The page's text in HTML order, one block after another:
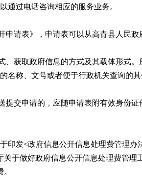
通过电话咨询相应的服务业务。
申请表》，申请表可以从高青县人民政
、获取政府信息的方式及其载体形式。
名称、文号或者便于行政机关查询的
提交申请的，应随申请表附有效身份证
印发<政府信息公开信息处理费管理办
于做好政府信息公开信息处理费管理